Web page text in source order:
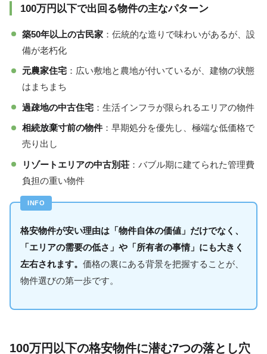
100万円以下で出回る物件の主なパターン
築50年以上の古民家 ：伝統的な造りで味わいがあるが、設
備が老朽化
元農家住宅 ：広い敷地と農地が付いているが、建物の状態
はまちまち
過疎地の中古住宅 ：生活インフラが限られるエリアの物件
相続放棄寸前の物件：早期処分を優先し、極端な低価格で
売り出し
リゾートエリアの中古別荘 ：バブル期に建てられた管理費
負担の重い物件
格安物件が安い理由は「物件自体の価値」だけでなく、
「エリアの需要の低さ」や「所有者の事情」にも大きく
左右されます。 価格の裏にある背景を把握することが、
物件選びの第一歩です。
100万円以下の格安物件に潜む7つの落とし穴